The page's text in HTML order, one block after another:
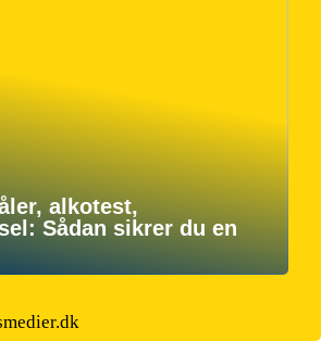
alkotest,
Sådan sikrer du en